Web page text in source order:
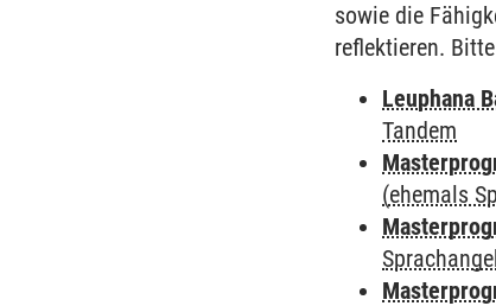
sowie die
reflektieren.
Leuphana
Tandem
(ehemals